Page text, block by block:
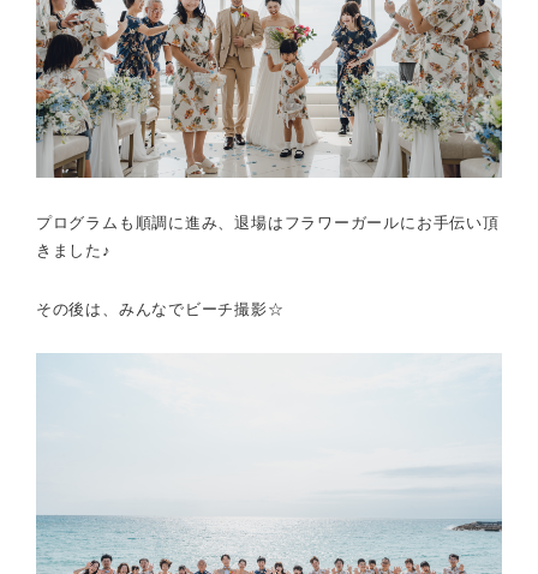
プログラムも順調に進み、退場はフラワーガールにお手伝い頂
きました♪
その後は、みんなでビーチ撮影☆